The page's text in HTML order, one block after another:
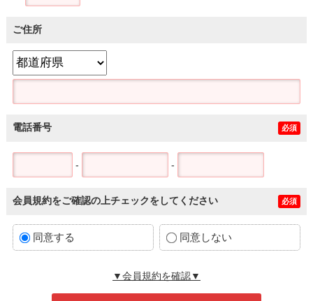
ご住所
電話番号 必須
- -
会員規約をご確認の上チェックをしてください 必須
同意する 同意しない
▼会員規約を確認▼